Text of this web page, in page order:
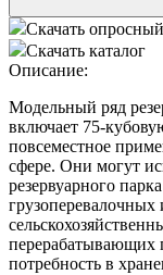
Скачать
Скачать каталог
Описание:
Модельный ряд
включает 75-
повсеместное
сфере. Они могут
резервуарного
перерабатывающих
потребность в